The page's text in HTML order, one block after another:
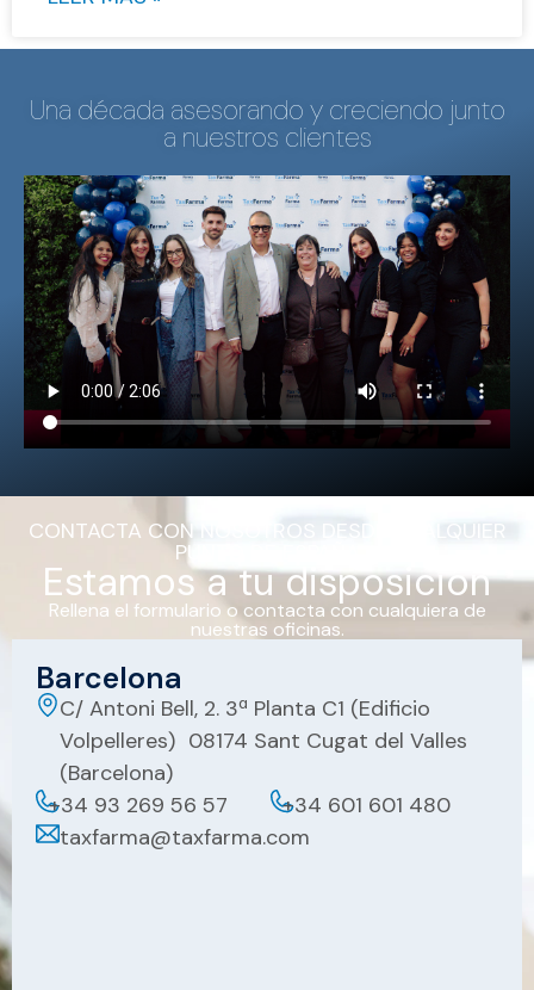
Una década asesorando y creciendo junto
a nuestros clientes
CONTACTA CON NOSOTROS DESDE CUALQUIER
PUNTO DE ESPAÑA
Estamos a tu disposición
Rellena el formulario o contacta con cualquiera de
nuestras oficinas.
Barcelona
C/ Antoni Bell, 2. 3ª Planta C1 (Edificio
Volpelleres) 08174 Sant Cugat del Valles
(Barcelona)
+34 93 269 56 57
+34 601 601 480
taxfarma@taxfarma.com